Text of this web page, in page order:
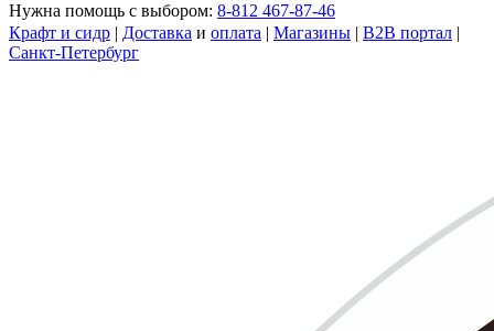
Нужна помощь с выбором: 8-812 467-87-46
Крафт и сидр | Доставка и оплата | Магазины | B2B портал |
Санкт-Петербург